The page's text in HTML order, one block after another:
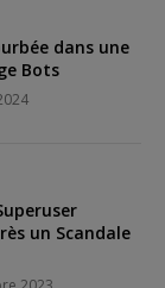
dans une
Bots
un Scandale